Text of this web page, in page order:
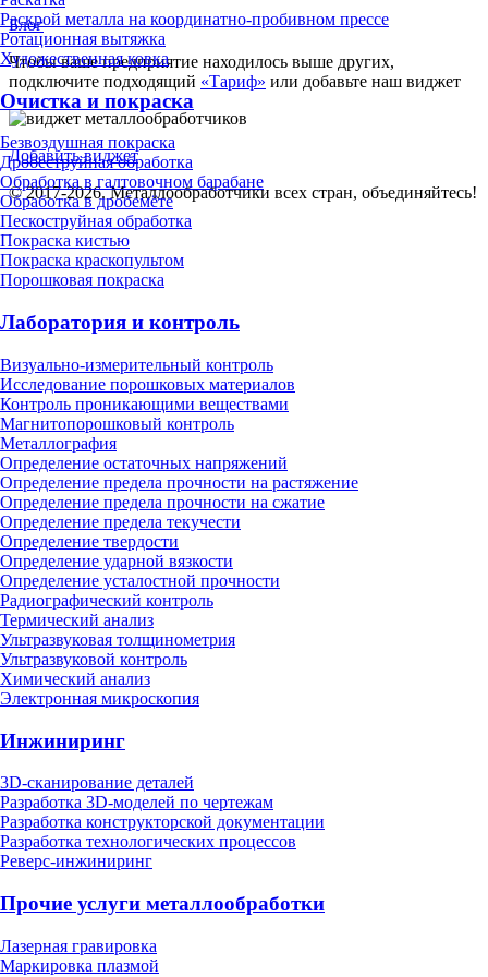
Раскрой металла на координатно-пробивном прессе
Ротационная вытяжка
Художественная ковка
Очистка и покраска
Безвоздушная покраска
Дробеструйная обработка
Обработка в галтовочном барабане
Обработка в дробемёте
Пескоструйная обработка
Покраска кистью
Покраска краскопультом
Порошковая покраска
Лаборатория и контроль
Визуально-измерительный контроль
Исследование порошковых материалов
Контроль проникающими веществами
Магнитопорошковый контроль
Металлография
Определение остаточных напряжений
Определение предела прочности на растяжение
Определение предела прочности на сжатие
Определение предела текучести
Определение твердости
Определение ударной вязкости
Определение усталостной прочности
Радиографический контроль
Термический анализ
Ультразвуковая толщинометрия
Ультразвуковой контроль
Химический анализ
Электронная микроскопия
Инжиниринг
3D-сканирование деталей
Разработка 3D-моделей по чертежам
Разработка конструкторской документации
Разработка технологических процессов
Реверс-инжиниринг
Прочие услуги металлообработки
Лазерная гравировка
Маркировка плазмой
Блог
Чтобы ваше предприятие находилось выше других,
подключите подходящий «Тариф» или добавьте наш виджет
Добавить виджет
© 2017-2026. Металлообработчики всех стран, объединяйтесь!